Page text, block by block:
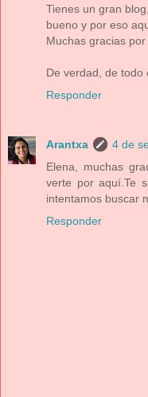
Tienes un gran
bueno y por eso
Muchas gracias
De verdad, de todo
Responder
Arantxa
4 de
Elena, muchas
verte por aquí.Te
intentamos buscar
Responder